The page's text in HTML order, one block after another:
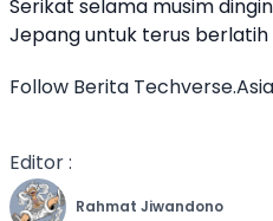
Serikat selama musim
Jepang untuk terus
Follow Berita
Editor :
Rahmat Jiwandono